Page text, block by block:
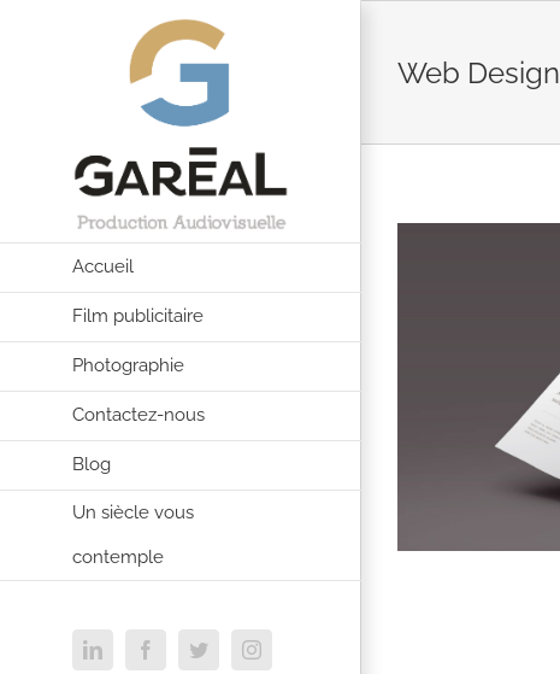
Accueil
Film publicitaire
Photographie
Contactez-nous
Blog
Un siècle vous
contemple
LinkedInFacebookTwitterInstagram
Web Design